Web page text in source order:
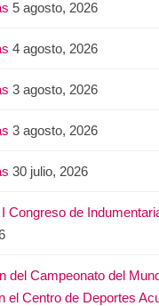
5 agosto, 2026
4 agosto, 2026
3 agosto, 2026
3 agosto, 2026
30 julio, 2026
Congreso de
del Campeonato del
el Centro de Deportes